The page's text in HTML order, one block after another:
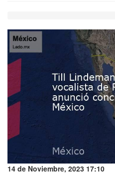
14 de Noviembre, 2023 17:10